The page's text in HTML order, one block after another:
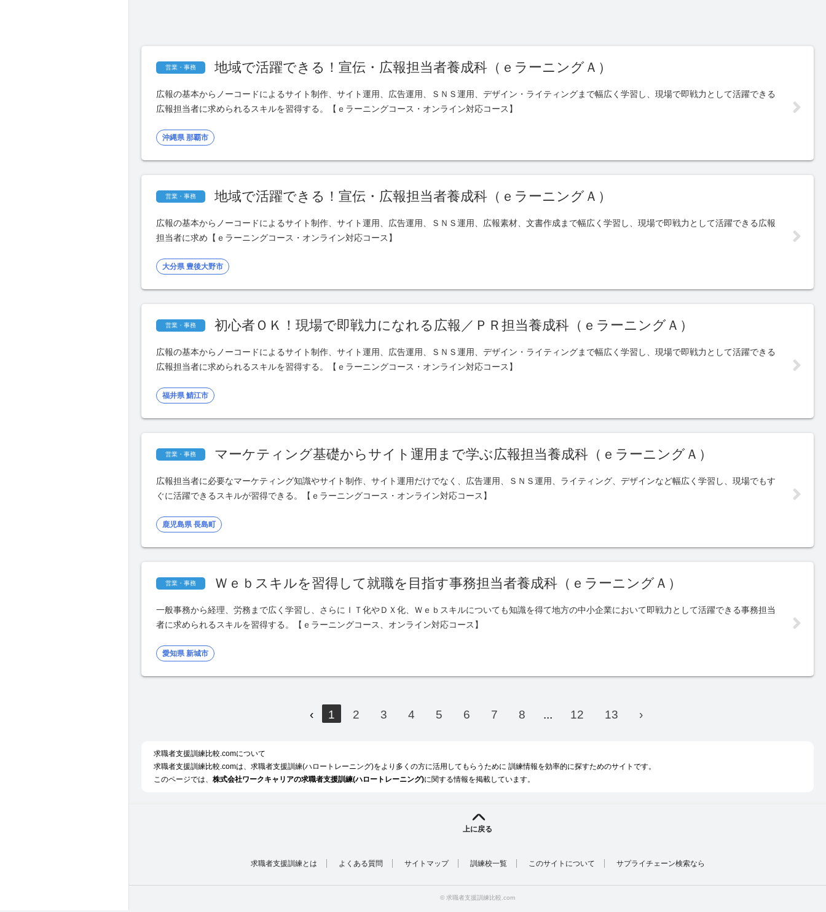
営業・事務 地域で活躍できる！宣伝・広報担当者養成科（ｅラーニングＡ）
広報の基本からノーコードによるサイト制作、サイト運用、広告運用、ＳＮＳ運用、デザイン・ライティングまで幅広く学習し、現場で即戦力として活躍できる
広報担当者に求められるスキルを習得する。【ｅラーニングコース・オンライン対応コース】
沖縄県 那覇市
営業・事務 地域で活躍できる！宣伝・広報担当者養成科（ｅラーニングＡ）
広報の基本からノーコードによるサイト制作、サイト運用、広告運用、ＳＮＳ運用、広報素材、文書作成まで幅広く学習し、現場で即戦力として活躍できる広報
担当者に求め【ｅラーニングコース・オンライン対応コース】
大分県 豊後大野市
営業・事務 初心者ＯＫ！現場で即戦力になれる広報／ＰＲ担当養成科（ｅラーニングＡ）
広報の基本からノーコードによるサイト制作、サイト運用、広告運用、ＳＮＳ運用、デザイン・ライティングまで幅広く学習し、現場で即戦力として活躍できる
広報担当者に求められるスキルを習得する。【ｅラーニングコース・オンライン対応コース】
福井県 鯖江市
営業・事務 マーケティング基礎からサイト運用まで学ぶ広報担当養成科（ｅラーニングＡ）
広報担当者に必要なマーケティング知識やサイト制作、サイト運用だけでなく、広告運用、ＳＮＳ運用、ライティング、デザインなど幅広く学習し、現場でもす
ぐに活躍できるスキルが習得できる。【ｅラーニングコース・オンライン対応コース】
鹿児島県 長島町
営業・事務 Ｗｅｂスキルを習得して就職を目指す事務担当者養成科（ｅラーニングＡ）
一般事務から経理、労務まで広く学習し、さらにＩＴ化やＤＸ化、Ｗｅｂスキルについても知識を得て地方の中小企業において即戦力として活躍できる事務担当
者に求められるスキルを習得する。【ｅラーニングコース、オンライン対応コース】
愛知県 新城市
‹ 1 2 3 4 5 6 7 8 ... 12 13 ›
求職者支援訓練比較.comについて
求職者支援訓練比較.comは、求職者支援訓練(ハロートレーニング)をより多くの方に活用してもらうために 訓練情報を効率的に探すためのサイトです。
このページでは、 株式会社ワークキャリアの求職者支援訓練(ハロートレーニング)に関する情報を掲載しています。
上に戻る
求職者支援訓練とは よくある質問 サイトマップ 訓練校一覧 このサイトについて サプライチェーン検索なら
© 求職者支援訓練比較.com